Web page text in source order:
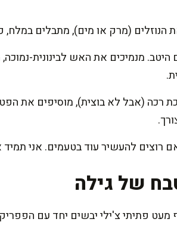
הנוזלים (מרק או מים), מתבלים
רכה (אבל לא בוצית), מוסיפים את
רוצים להעשיר עוד בטעמים. אני
של גילה
פתיתי צ'ילי יבשים יחד עם